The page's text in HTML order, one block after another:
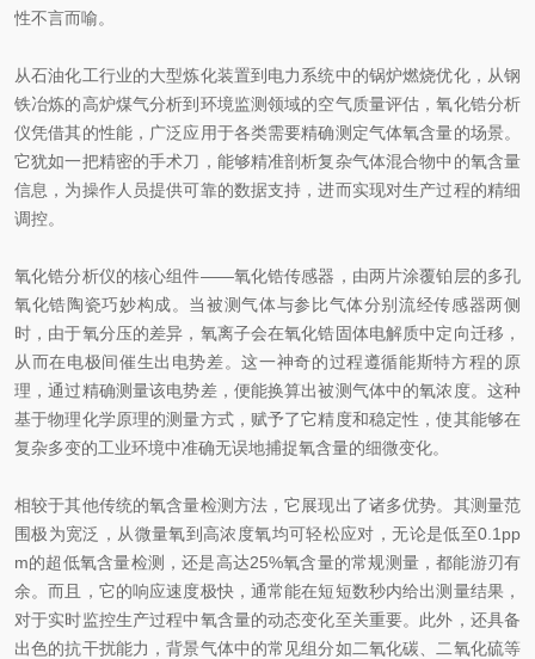
性不言而喻。
从石油化工行业的大型炼化装置到电力系统中的锅炉燃烧优化，从钢
铁冶炼的高炉煤气分析到环境监测领域的空气质量评估，氧化锆分析
仪凭借其的性能，广泛应用于各类需要精确测定气体氧含量的场景。
它犹如一把精密的手术刀，能够精准剖析复杂气体混合物中的氧含量
信息，为操作人员提供可靠的数据支持，进而实现对生产过程的精细
调控。
氧化锆分析仪的核心组件——氧化锆传感器，由两片涂覆铂层的多孔
氧化锆陶瓷巧妙构成。当被测气体与参比气体分别流经传感器两侧
时，由于氧分压的差异，氧离子会在氧化锆固体电解质中定向迁移，
从而在电极间催生出电势差。这一神奇的过程遵循能斯特方程的原
理，通过精确测量该电势差，便能换算出被测气体中的氧浓度。这种
基于物理化学原理的测量方式，赋予了它精度和稳定性，使其能够在
复杂多变的工业环境中准确无误地捕捉氧含量的细微变化。
相较于其他传统的氧含量检测方法，它展现出了诸多优势。其测量范
围极为宽泛，从微量氧到高浓度氧均可轻松应对，无论是低至0.1pp
m的超低氧含量检测，还是高达25%氧含量的常规测量，都能游刃有
余。而且，它的响应速度极快，通常能在短短数秒内给出测量结果，
对于实时监控生产过程中氧含量的动态变化至关重要。此外，还具备
出色的抗干扰能力，背景气体中的常见组分如二氧化碳、二氧化硫等